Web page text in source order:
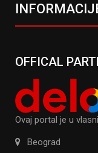
OFFICAL
Ovaj portal je u
Beograd